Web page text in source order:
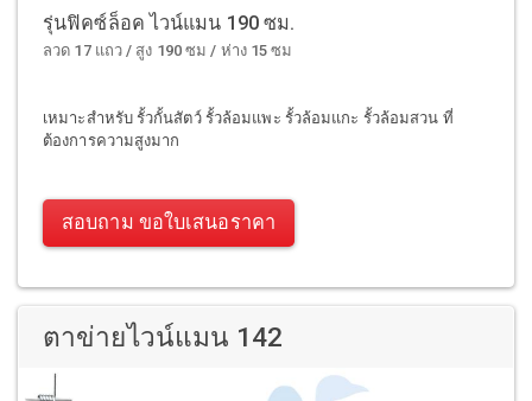
รุ่นฟิคซ์ล็อค ไวน์แมน 190 ซม.
ลวด 17 แถว / สูง 190 ซม / ห่าง 15 ซม
เหมาะสำหรับ รั้วกั้นสัตว์ รั้วล้อมแพะ รั้วล้อมแกะ รั้วล้อมสวน ที่
ต้องการความสูงมาก
สอบถาม ขอใบเสนอราคา
ตาข่ายไวน์แมน 142